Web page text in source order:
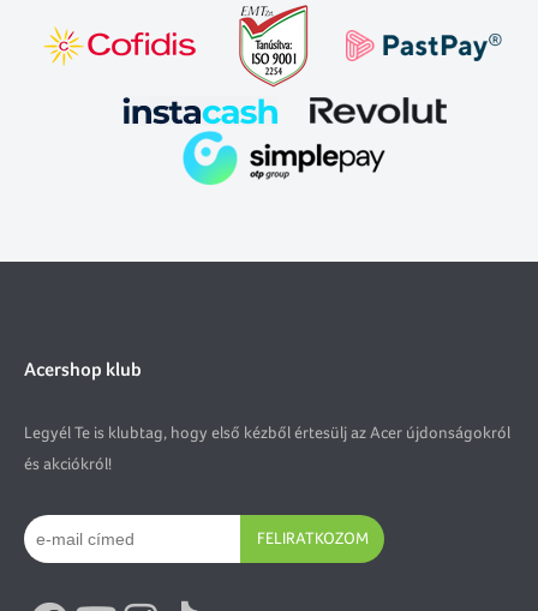
Acershop klub
Legyél Te is klubtag, hogy első kézből értesülj az Acer újdonságokról
és akciókról!
FELIRATKOZOM